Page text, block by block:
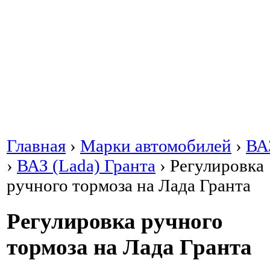
Главная › Марки автомобилей ›
› ВАЗ (Lada) Гранта › Регулировка
ручного тормоза на Лада Гранта
Регулировка ручного
тормоза на Лада Гранта